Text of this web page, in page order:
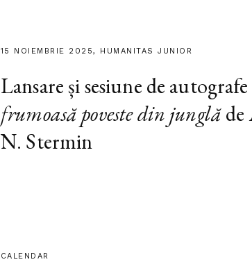
15 NOIEMBRIE 2025, HUMANITAS JUNIOR
Lansare și sesiune de
frumoasă poveste din junglă
N. Stermin
CALENDAR